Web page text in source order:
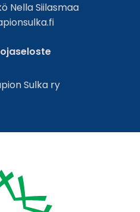
Nella Siilasmaa
Sulka ry